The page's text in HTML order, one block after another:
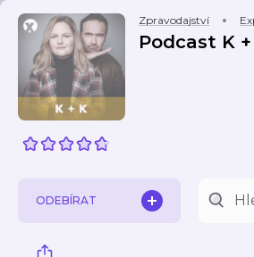
Zpravodajství
Podcast K
ODEBÍRAT